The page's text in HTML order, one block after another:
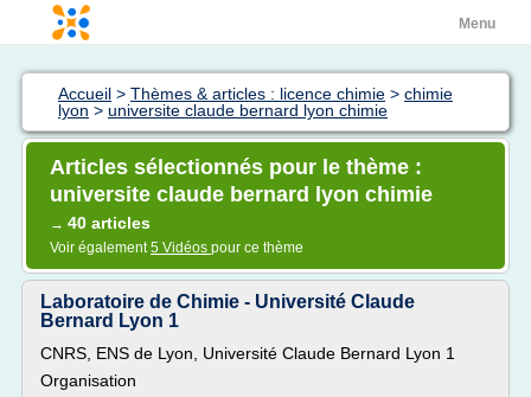
Menu
Accueil > Thèmes & articles : licence chimie > chimie
lyon > universite claude bernard lyon chimie
Articles sélectionnés pour le thème :
universite claude bernard lyon chimie
→ 40 articles
Voir également5 Vidéos pour ce thème
Laboratoire de Chimie - Université Claude
Bernard Lyon 1
CNRS, ENS de Lyon, Université Claude Bernard Lyon 1
Organisation